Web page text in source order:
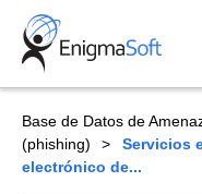
Skip
content
Base de Datos de
(phishing)
Servicios
electrónico de...